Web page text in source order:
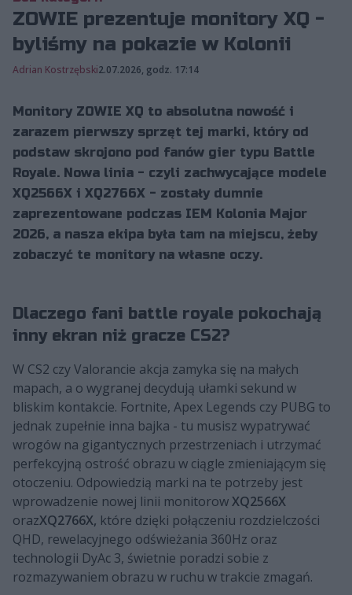
ZOWIE prezentuje monitory XQ -
byliśmy na pokazie w Kolonii
Adrian Kostrzębski2.07.2026, godz. 17:14
Monitory ZOWIE XQ to absolutna nowość i
zarazem pierwszy sprzęt tej marki, który od
podstaw skrojono pod fanów gier typu Battle
Royale. Nowa linia - czyli zachwycające modele
XQ2566X i XQ2766X - zostały dumnie
zaprezentowane podczas IEM Kolonia Major
2026, a nasza ekipa była tam na miejscu, żeby
zobaczyć te monitory na własne oczy.
Dlaczego fani battle royale pokochają
inny ekran niż gracze CS2?
W CS2 czy Valorancie akcja zamyka się na małych
mapach, a o wygranej decydują ułamki sekund w
bliskim kontakcie. Fortnite, Apex Legends czy PUBG to
jednak zupełnie inna bajka - tu musisz wypatrywać
wrogów na gigantycznych przestrzeniach i utrzymać
perfekcyjną ostrość obrazu w ciągle zmieniającym się
otoczeniu. Odpowiedzią marki na te potrzeby jest
wprowadzenie nowej linii monitorowXQ2566X
orazXQ2766X, które dzięki połączeniu rozdzielczości
QHD, rewelacyjnego odświeżania 360Hz oraz
technologii DyAc 3, świetnie poradzi sobie z
rozmazywaniem obrazu w ruchu w trakcie zmagań.